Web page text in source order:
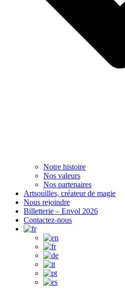
Notre histoire
Nos valeurs
Nos partenaires
Artsouilles, créateur de magie
Nous rejoindre
Billetterie – Envol 2026
Contactez-nous